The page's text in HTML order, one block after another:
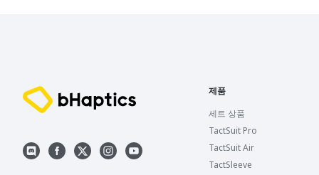
제품
세트 상품
TactSuit Pro
TactSuit Air
TactSleeve